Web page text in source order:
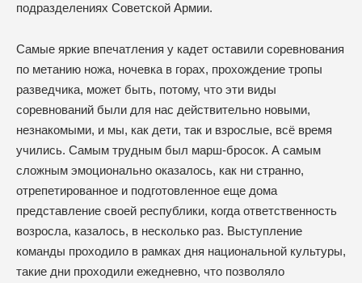
подразделениях Советской Армии.
Самые яркие впечатления у кадет оставили соревнования
по метанию ножа, ночевка в горах, прохождение тропы
разведчика, может быть, потому, что эти виды
соревнований были для нас действительно новыми,
незнакомыми, и мы, как дети, так и взрослые, всё время
учились. Самым трудным был марш-бросок. А самым
сложным эмоционально оказалось, как ни странно,
отрепетированное и подготовленное еще дома
представление своей республики, когда ответственность
возросла, казалось, в несколько раз. Выступление
команды проходило в рамках дня национальной культуры,
такие дни проходили ежедневно, что позволяло